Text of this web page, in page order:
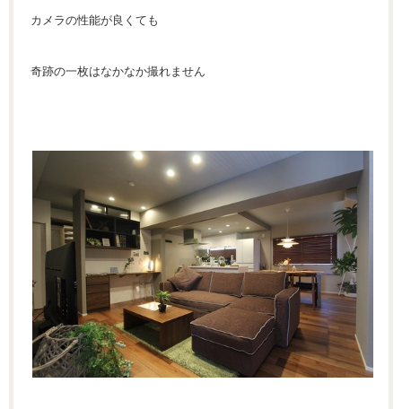
カメラの性能が良くても
奇跡の一枚はなかなか撮れません